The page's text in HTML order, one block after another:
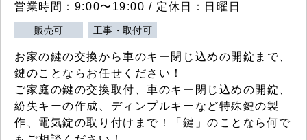
営業時間：9:00〜19:00 / 定休日：日曜日
販売可 工事・取付可
お家の鍵の交換から車のキー閉じ込めの開錠まで、
鍵のことならお任せください！
ご家庭の鍵の交換取付、車のキー閉じ込めの開錠、
紛失キーの作成、ディンプルキーなど特殊鍵の製
作、電気錠の取り付けまで！「鍵」のことなら何で